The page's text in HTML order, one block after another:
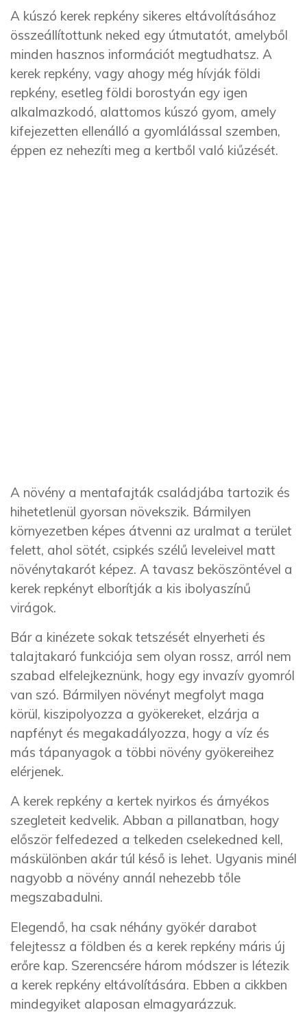
A kúszó kerek repkény sikeres eltávolításához
összeállítottunk neked egy útmutatót, amelyből
minden hasznos információt megtudhatsz. A
kerek repkény, vagy ahogy még hívják földi
repkény, esetleg földi borostyán egy igen
alkalmazkodó, alattomos kúszó gyom, amely
kifejezetten ellenálló a gyomlálással szemben,
éppen ez nehezíti meg a kertből való kiűzését.
A növény a mentafajták családjába tartozik és
hihetetlenül gyorsan növekszik. Bármilyen
környezetben képes átvenni az uralmat a terület
felett, ahol sötét, csipkés szélű leveleivel matt
növénytakarót képez. A tavasz beköszöntével a
kerek repkényt elborítják a kis ibolyaszínű
virágok.
Bár a kinézete sokak tetszését elnyerheti és
talajtakaró funkciója sem olyan rossz, arról nem
szabad elfelejkeznünk, hogy egy invazív gyomról
van szó. Bármilyen növényt megfolyt maga
körül, kiszipolyozza a gyökereket, elzárja a
napfényt és megakadályozza, hogy a víz és
más tápanyagok a többi növény gyökereihez
elérjenek.
A kerek repkény a kertek nyirkos és árnyékos
szegleteit kedvelik. Abban a pillanatban, hogy
először felfedezed a telkeden cselekedned kell,
máskülönben akár túl késő is lehet. Ugyanis minél
nagyobb a növény annál nehezebb tőle
megszabadulni.
Elegendő, ha csak néhány gyökér darabot
felejtessz a földben és a kerek repkény máris új
erőre kap. Szerencsére három módszer is létezik
a kerek repkény eltávolítására. Ebben a cikkben
mindegyiket alaposan elmagyarázzuk.